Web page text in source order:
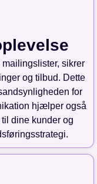
sikrer
og tilbud. Dette
for
hjælper også
dine kunder og